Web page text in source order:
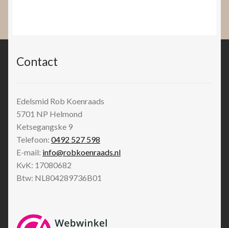
Contact
Edelsmid Rob Koenraads
5701 NP Helmond
Ketsegangske 9
Telefoon: 0492 527 598
E-mail: info@robkoenraads.nl
KvK: 17080682
Btw: NL804289736B01